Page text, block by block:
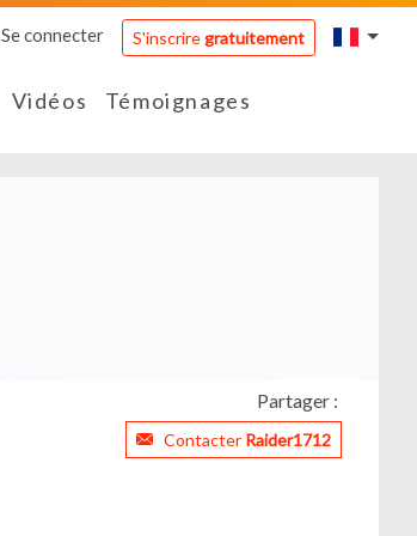
Se connecter S'inscriregratuitement
Vidéos Témoignages
Partager :
Contacter Raider1712